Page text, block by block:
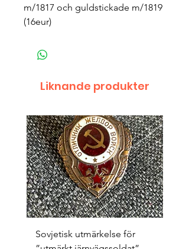
m/1817 och guldstickade m/1819
(16eur)
Liknande produkter
Sovjetisk utmärkelse för